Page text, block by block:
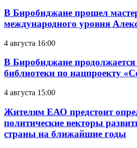
В Биробиджане прошел
международного уровня
4 августа 16:00
В Биробиджане продолжается
библиотеки по нацпроекту
4 августа 15:00
Жителям ЕАО предстоит
политические векторы
страны на ближайшие годы